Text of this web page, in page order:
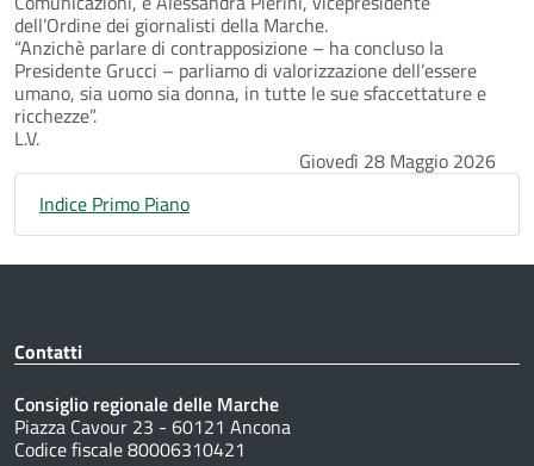
dell’Ordine dei giornalisti della Marche.
“Anzichè parlare di contrapposizione – ha concluso la
Presidente Grucci – parliamo di valorizzazione dell’essere
umano, sia uomo sia donna, in tutte le sue sfaccettature e
ricchezze”.
L.V.
Giovedì 28 Maggio 2026
Indice Primo Piano
Contatti
Consiglio regionale delle Marche
Piazza Cavour 23 - 60121 Ancona
Codice fiscale 80006310421